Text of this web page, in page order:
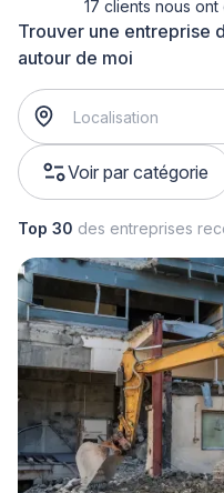
Trouver une entreprise
autour de moi
Voir par catégorie
17 clients nous
Top 30 des entreprises